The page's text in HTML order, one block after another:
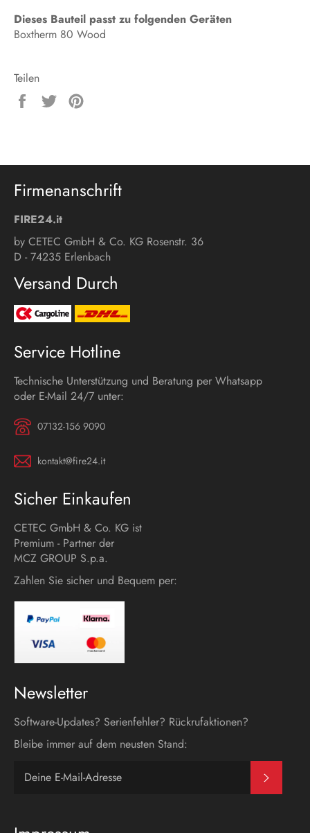
Dieses Bauteil passt zu folgenden Geräten
Boxtherm 80 Wood
Teilen
Auf
Auf
Firmenanschrift
FIRE24.it
by CETEC GmbH & Co. KG Rosenstr. 36
D - 74235 Erlenbach
Versand Durch
Service Hotline
Technische Unterstützung und Beratung per Whatsapp
oder E-Mail 24/7 unter:
07132-156 9090
kontakt@fire24.it
Sicher Einkaufen
CETEC GmbH & Co. KG ist
Premium - Partner der
MCZ GROUP S.p.a.
Zahlen Sie sicher und Bequem per:
Newsletter
Software-Updates? Serienfehler? Rückrufaktionen?
Bleibe immer auf dem neusten Stand: